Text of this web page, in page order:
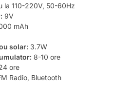
la 110-220V, 50-60Hz
9V
mAh
solar: 3.7W
8-10 ore
ore
Radio, Bluetooth